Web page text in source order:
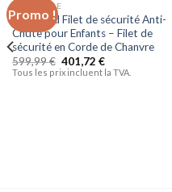
Promo !
à la liste
d’envies
JARDINAGE
MJ-Brand Filet de sécurité Anti-
Chute pour Enfants – Filet de
sécurité en Corde de Chanvre
599,99€ 401,72 €
Tous les prix incluent la TVA.